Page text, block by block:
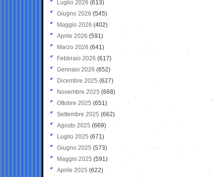
Luglio 2026 (613)
Giugno 2026 (545)
Maggio 2026 (402)
Aprile 2026 (591)
Marzo 2026 (641)
Febbraio 2026 (617)
Gennaio 2026 (652)
Dicembre 2025 (627)
Novembre 2025 (668)
Ottobre 2025 (651)
Settembre 2025 (662)
Agosto 2025 (669)
Luglio 2025 (671)
Giugno 2025 (573)
Maggio 2025 (591)
Aprile 2025 (622)